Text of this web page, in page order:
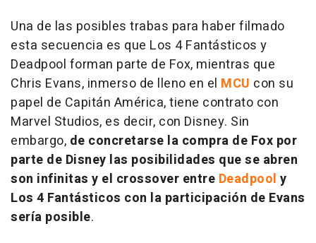
Una de las posibles trabas para haber filmado
esta secuencia es que Los 4 Fantásticos y
Deadpool forman parte de Fox, mientras que
Chris Evans, inmerso de lleno en el MCU con su
papel de Capitán América, tiene contrato con
Marvel Studios, es decir, con Disney. Sin
embargo, de concretarse la compra de Fox por
parte de Disney las posibilidades que se abren
son infinitas y el crossover entre Deadpool y
Los 4 Fantásticos con la participación de Evans
sería posible.